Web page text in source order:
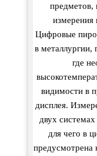
предметов,
Цифровые
в металлургии,
где
видимости в
дисплея.
двух
для чего в
предусмотрена